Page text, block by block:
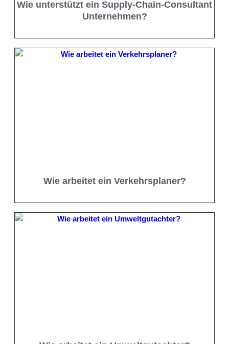
Wie unterstützt ein Supply-Chain-Consultant
Unternehmen?
Wie arbeitet ein Verkehrsplaner?